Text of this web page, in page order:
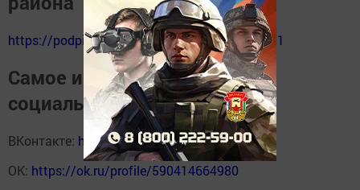
https://podpiska.pochta.ru/press/%D0%9F9511
Самое интересное в наших
социальных сетях
ВКонтакте: https://vk.com/svetliput
ОК: https://ok.ru/profile/590414664980